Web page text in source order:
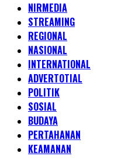
NIRMEDIA
STREAMING
REGIONAL
NASIONAL
INTERNATIONAL
ADVERTOTIAL
POLITIK
SOSIAL
BUDAYA
PERTAHANAN
KEAMANAN